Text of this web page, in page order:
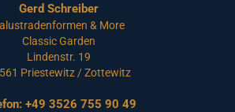
Gerd Schreiber
& More
Classic Garden
Lindenstr. 19
Priestewitz / Zottewitz
+49 3526 755 90 49